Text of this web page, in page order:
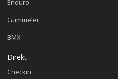
Enduro
Gümmeler
BMX
Direkt
Checkin